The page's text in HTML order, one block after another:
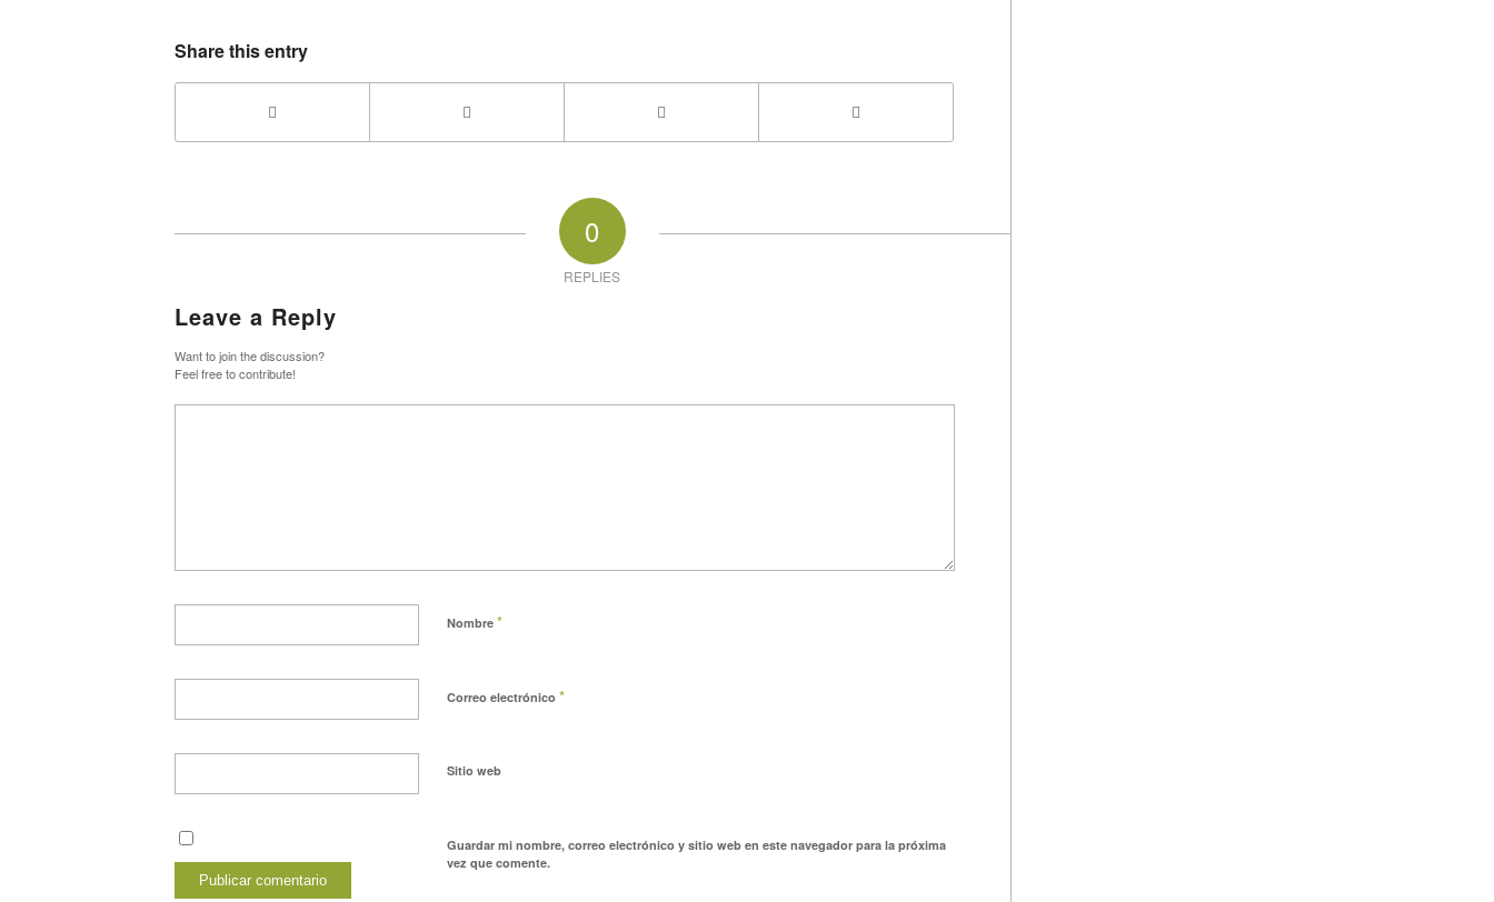
Share this entry
0
REPLIES
Leave a Reply
Want to join the discussion?
Feel free to contribute!
Nombre *
Correo electrónico *
Sitio web
Guardar mi nombre, correo electrónico y sitio web en este navegador para la próxima
vez que comente.